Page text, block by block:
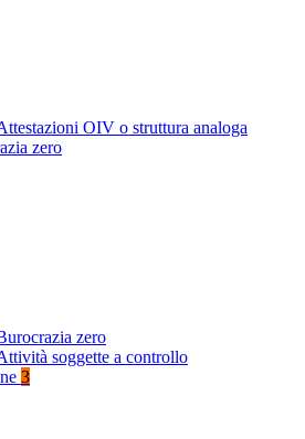
OIV o struttura analoga
zero
zero
soggette a controllo
3